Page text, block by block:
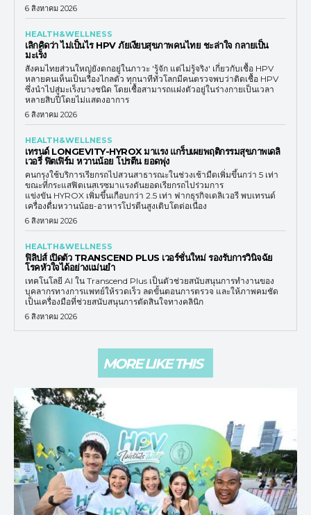
6 สิงหาคม 2026
HEALTH&WELLNESS
เลิกคิดว่า ไม่เป็นไร HPV ภัยเงียบสุขภาพคนไทย ชะล่าใจ กลายเป็น
มะเร็ง
สังคมไทยส่วนใหญ่ยังตกอยู่ในภาวะ 'รู้จัก แต่ไม่รู้จริง' เกี่ยวกับเชื้อ HPV
หลายคนเห็นเป็นเรื่องไกลตัว ทุกนาทีทั่วโลกมีคนตรวจพบว่าติดเชื้อ HPV
ซึ่งนำไปสู่มะเร็งบางชนิด โดยเชื้อสามารถแฝงตัวอยู่ในร่างกายเป็นเวลา
หลายสิบปีโดยไม่แสดงอาการ
6 สิงหาคม 2026
HEALTH&WELLNESS
เทรนด์ LONGEVITY-HYROX มาแรง แกร็บเผยพฤติกรรมสุขภาพเดลิ
เวอรี่ ฟิตเฟิร์ม หวานน้อย โปรตีน ยอดพุ่ง
คนกรุงใช้บริการเรียกรถไปสวนสาธารณะในช่วงเช้ามืดเพิ่มขึ้นกว่า 5 เท่า
ขณะที่กระแสฟิตเนสเรซมาแรงดันยอดเรียกรถไปร่วมการ
แข่งขัน HYROX เพิ่มขึ้นเกือบกว่า 2.5 เท่า ฟากธุรกิจเดลิเวอรี พบเทรนด์
เครื่องดื่มหวานน้อย-อาหารโปรตีนสูงเติบโตต่อเนื่อง
6 สิงหาคม 2026
HEALTH&WELLNESS
ฟิลิปส์ เปิดตัว TRANSCEND PLUS เวอร์ชั่นใหม่ รองรับการวินิจฉัย
โรคหัวใจได้อย่างแม่นยำ
เทคโนโลยี AI ใน Transcend Plus เป็นตัวช่วยสนับสนุนการทำงานของ
บุคลากรทางการแพทย์ให้รวดเร็ว ลดขั้นตอนการตรวจ และให้ภาพคมชัด
เป็นเครื่องมือที่ช่วยสนับสนุนการตัดสินใจทางคลินิก
6 สิงหาคม 2026
MORE LIKE THIS